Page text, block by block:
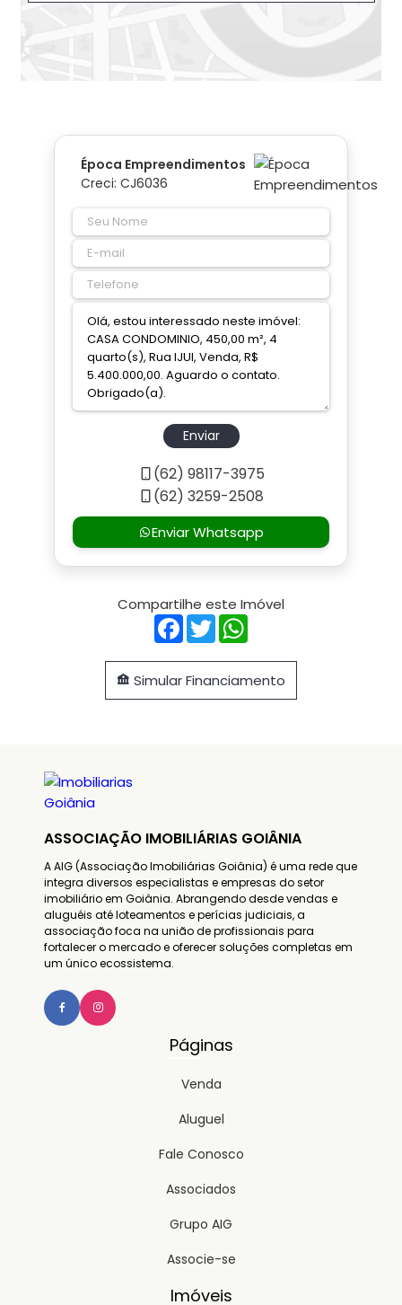
Época Empreendimentos
Creci: CJ6036
Enviar
(62) 98117-3975
(62) 3259-2508
Enviar Whatsapp
Compartilhe este Imóvel
Facebook
Twitter
Simular Financiamento
ASSOCIAÇÃO IMOBILIÁRIAS GOIÂNIA
A AIG (Associação Imobiliárias Goiânia) é uma rede que
integra diversos especialistas e empresas do setor
imobiliário em Goiânia. Abrangendo desde vendas e
aluguéis até loteamentos e perícias judiciais, a
associação foca na união de profissionais para
fortalecer o mercado e oferecer soluções completas em
um único ecossistema.
Páginas
Venda
Aluguel
Fale Conosco
Associados
Grupo AIG
Associe-se
Imóveis